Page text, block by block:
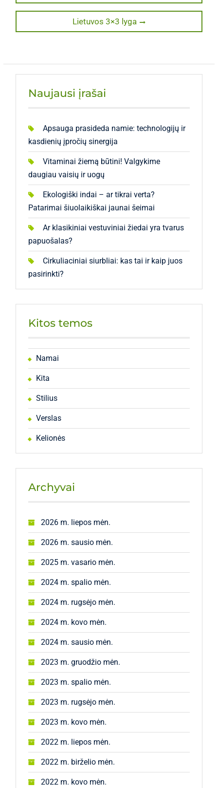
tarp
post:
Next
post:
Lietuvos 3×3 lyga
Naujausi įrašai
Apsauga prasideda namie: technologijų ir
kasdienių įpročių sinergija
Vitaminai žiemą būtini! Valgykime
daugiau vaisių ir uogų
Ekologiški indai – ar tikrai verta?
Patarimai šiuolaikiškai jaunai šeimai
Ar klasikiniai vestuviniai žiedai yra tvarus
papuošalas?
Cirkuliaciniai siurbliai: kas tai ir kaip juos
pasirinkti?
Kitos temos
Namai
Kita
Stilius
Verslas
Kelionės
Archyvai
2026 m. liepos mėn.
2026 m. sausio mėn.
2025 m. vasario mėn.
2024 m. spalio mėn.
2024 m. rugsėjo mėn.
2024 m. kovo mėn.
2024 m. sausio mėn.
2023 m. gruodžio mėn.
2023 m. spalio mėn.
2023 m. rugsėjo mėn.
2023 m. kovo mėn.
2022 m. liepos mėn.
2022 m. birželio mėn.
2022 m. kovo mėn.